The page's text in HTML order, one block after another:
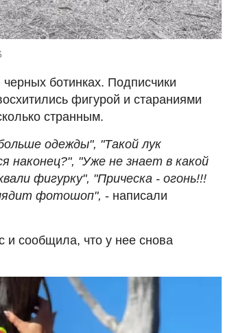
ботинках. Подписчики
фигурой и стараниями
странным.
одежды", "Такой лук
"Уже не знает в какой
фигурку", "Прическа - огонь!!!
фотошоп", - написали
и сообщила, что у нее снова